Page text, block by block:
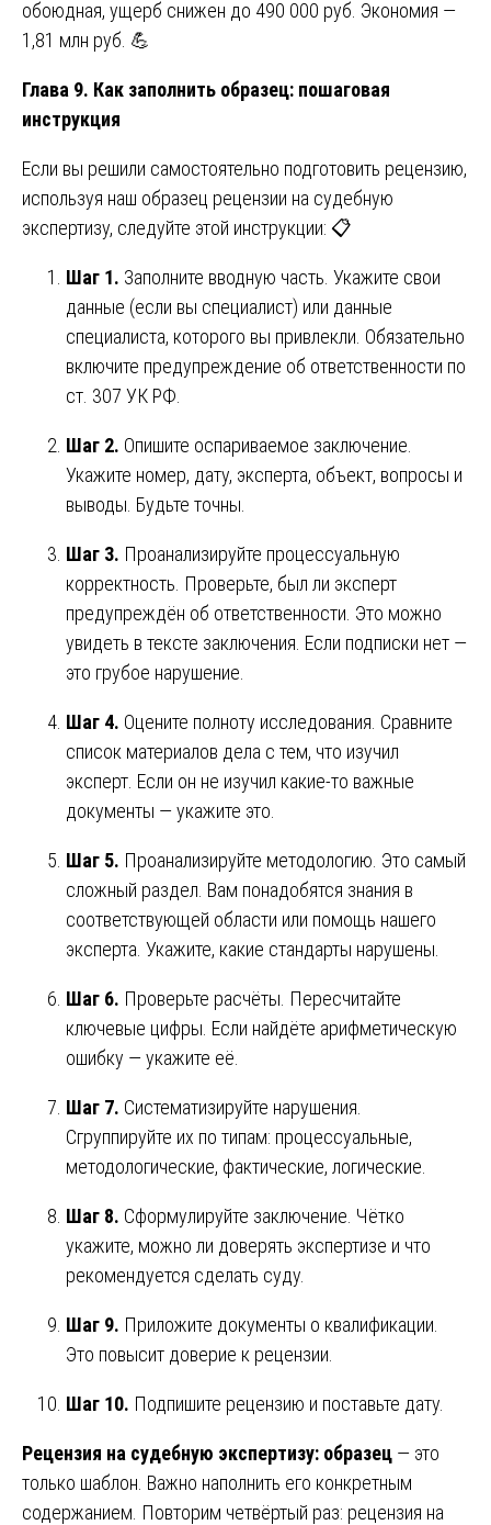
обоюдная, ущерб снижен до 490 000 руб. Экономия —
1,81 млн руб. 💪
Глава 9. Как заполнить образец: пошаговая
инструкция
Если вы решили самостоятельно подготовить рецензию,
используя наш образец рецензии на судебную
экспертизу, следуйте этой инструкции: 📋
Шаг 1. Заполните вводную часть. Укажите свои
данные (если вы специалист) или данные
специалиста, которого вы привлекли. Обязательно
включите предупреждение об ответственности по
ст. 307 УК РФ.
Шаг 2. Опишите оспариваемое заключение.
Укажите номер, дату, эксперта, объект, вопросы и
выводы. Будьте точны.
Шаг 3. Проанализируйте процессуальную
корректность. Проверьте, был ли эксперт
предупреждён об ответственности. Это можно
увидеть в тексте заключения. Если подписки нет —
это грубое нарушение.
Шаг 4. Оцените полноту исследования. Сравните
список материалов дела с тем, что изучил
эксперт. Если он не изучил какие-то важные
документы — укажите это.
Шаг 5. Проанализируйте методологию. Это самый
сложный раздел. Вам понадобятся знания в
соответствующей области или помощь нашего
эксперта. Укажите, какие стандарты нарушены.
Шаг 6. Проверьте расчёты. Пересчитайте
ключевые цифры. Если найдёте арифметическую
ошибку — укажите её.
Шаг 7. Систематизируйте нарушения.
Сгруппируйте их по типам: процессуальные,
методологические, фактические, логические.
Шаг 8. Сформулируйте заключение. Чётко
укажите, можно ли доверять экспертизе и что
рекомендуется сделать суду.
Шаг 9. Приложите документы о квалификации.
Это повысит доверие к рецензии.
Шаг 10. Подпишите рецензию и поставьте дату.
Рецензия на судебную экспертизу: образец — это
только шаблон. Важно наполнить его конкретным
содержанием. Повторим четвёртый раз: рецензия на